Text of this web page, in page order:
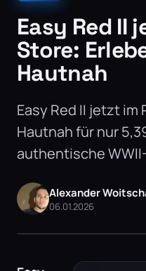
Easy Red II
Store:
Hautnah
Easy Red II jetzt im
Hautnah für nur
authentische
Alexander
06.01.2026